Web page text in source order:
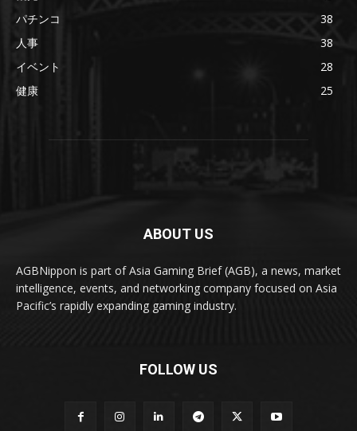
パチンコ
38
人事
38
イベント
28
健康
25
ABOUT US
AGBNippon is part of Asia Gaming Brief (AGB), a news, market
intelligence, events, and networking company focused on Asia
Pacific’s rapidly expanding gaming industry.
FOLLOW US